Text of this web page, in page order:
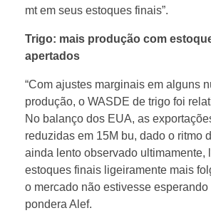
e
n
d
ê
n
c
mt em seus estoques finais”.
Trigo: mais produção com
apertados
“Com ajustes marginais em alguns
produção, o WASDE de trigo foi
No balanço dos EUA, as
reduzidas em 15M bu, dado o ritmo
ainda lento observado ultimamente,
estoques finais ligeiramente mais
o mercado não estivesse esperando
pondera Alef.